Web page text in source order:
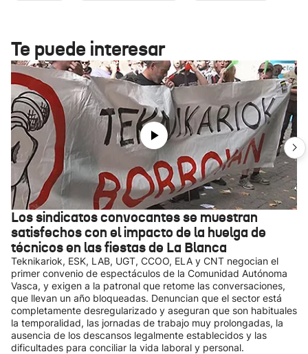
Te puede interesar
Los sindicatos convocantes se muestran
satisfechos con el impacto de la huelga de
técnicos en las fiestas de La Blanca
Teknikariok, ESK, LAB, UGT, CCOO, ELA y CNT negocian el
primer convenio de espectáculos de la Comunidad Autónoma
Vasca, y exigen a la patronal que retome las conversaciones,
que llevan un año bloqueadas. Denuncian que el sector está
completamente desregularizado y aseguran que son habituales
la temporalidad, las jornadas de trabajo muy prolongadas, la
ausencia de los descansos legalmente establecidos y las
dificultades para conciliar la vida laboral y personal.